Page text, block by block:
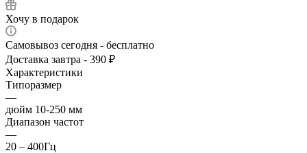
Хочу в подарок
Самовывоз сегодня - бесплатно
Доставка завтра - 390 ₽
Характеристики
Типоразмер
—
дюйм 10-250 мм
Диапазон частот
—
20 – 400Гц